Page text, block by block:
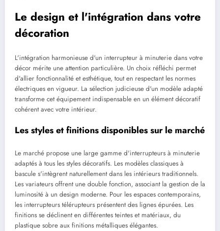
Le design et l'intégration dans votre
décoration
L'intégration harmonieuse d'un interrupteur à minuterie dans votre
décor mérite une attention particulière. Un choix réfléchi permet
d'allier fonctionnalité et esthétique, tout en respectant les normes
électriques en vigueur. La sélection judicieuse d'un modèle adapté
transforme cet équipement indispensable en un élément décoratif
cohérent avec votre intérieur.
Les styles et finitions disponibles sur le marché
Le marché propose une large gamme d'interrupteurs à minuterie
adaptés à tous les styles décoratifs. Les modèles classiques à
bascule s'intègrent naturellement dans les intérieurs traditionnels.
Les variateurs offrent une double fonction, associant la gestion de la
luminosité à un design moderne. Pour les espaces contemporains,
les interrupteurs télérupteurs présentent des lignes épurées. Les
finitions se déclinent en différentes teintes et matériaux, du
plastique sobre aux finitions métalliques élégantes.